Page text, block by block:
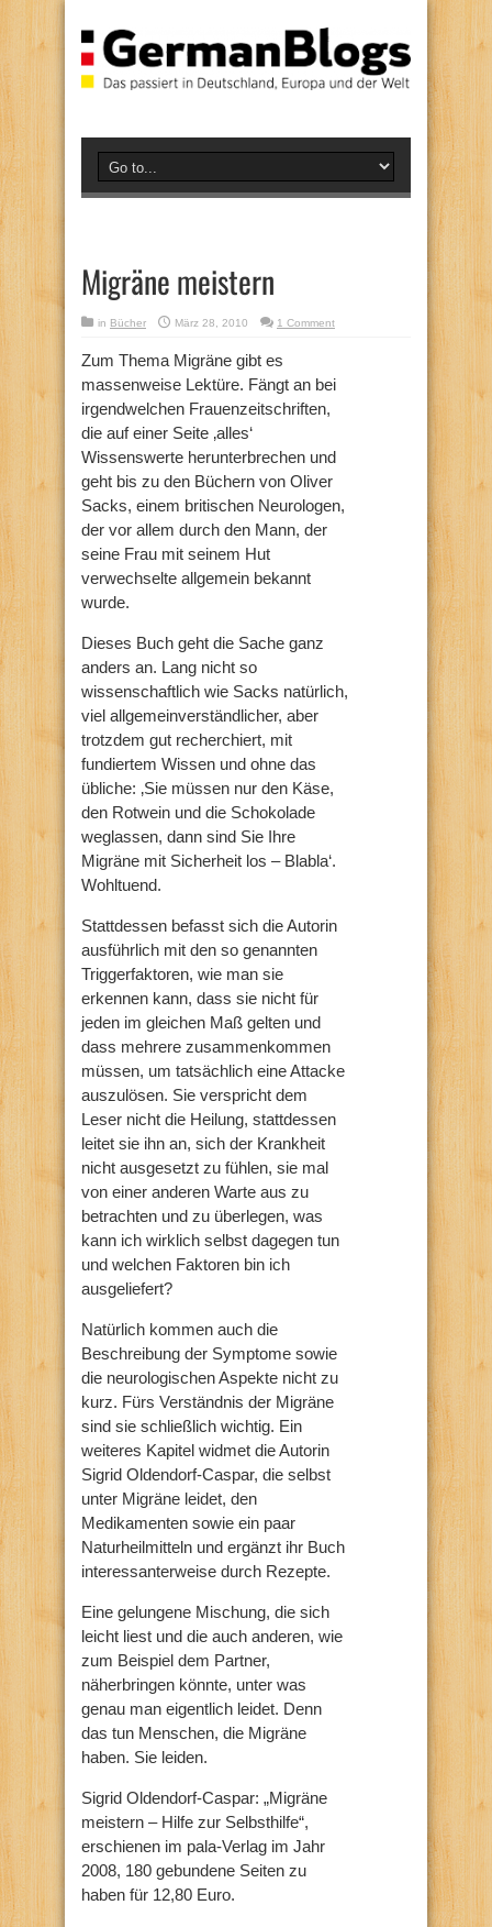
Migräne meistern
in Bücher März 28, 2010 1 Comment
Zum Thema Migräne gibt es
massenweise Lektüre. Fängt an bei
irgendwelchen Frauenzeitschriften,
die auf einer Seite ‚alles‘
Wissenswerte herunterbrechen und
geht bis zu den Büchern von Oliver
Sacks, einem britischen Neurologen,
der vor allem durch den Mann, der
seine Frau mit seinem Hut
verwechselte allgemein bekannt
wurde.
Dieses Buch geht die Sache ganz
anders an. Lang nicht so
wissenschaftlich wie Sacks natürlich,
viel allgemeinverständlicher, aber
trotzdem gut recherchiert, mit
fundiertem Wissen und ohne das
übliche: ‚Sie müssen nur den Käse,
den Rotwein und die Schokolade
weglassen, dann sind Sie Ihre
Migräne mit Sicherheit los – Blabla‘.
Wohltuend.
Stattdessen befasst sich die Autorin
ausführlich mit den so genannten
Triggerfaktoren, wie man sie
erkennen kann, dass sie nicht für
jeden im gleichen Maß gelten und
dass mehrere zusammenkommen
müssen, um tatsächlich eine Attacke
auszulösen. Sie verspricht dem
Leser nicht die Heilung, stattdessen
leitet sie ihn an, sich der Krankheit
nicht ausgesetzt zu fühlen, sie mal
von einer anderen Warte aus zu
betrachten und zu überlegen, was
kann ich wirklich selbst dagegen tun
und welchen Faktoren bin ich
ausgeliefert?
Natürlich kommen auch die
Beschreibung der Symptome sowie
die neurologischen Aspekte nicht zu
kurz. Fürs Verständnis der Migräne
sind sie schließlich wichtig. Ein
weiteres Kapitel widmet die Autorin
Sigrid Oldendorf-Caspar, die selbst
unter Migräne leidet, den
Medikamenten sowie ein paar
Naturheilmitteln und ergänzt ihr Buch
interessanterweise durch Rezepte.
Eine gelungene Mischung, die sich
leicht liest und die auch anderen, wie
zum Beispiel dem Partner,
näherbringen könnte, unter was
genau man eigentlich leidet. Denn
das tun Menschen, die Migräne
haben. Sie leiden.
Sigrid Oldendorf-Caspar: „Migräne
meistern – Hilfe zur Selbsthilfe“,
erschienen im pala-Verlag im Jahr
2008, 180 gebundene Seiten zu
haben für 12,80 Euro.